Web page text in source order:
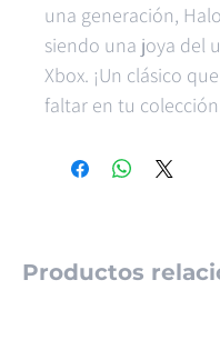
una generación,
siendo una joya del
Xbox. ¡Un clásico
faltar en tu
Productos